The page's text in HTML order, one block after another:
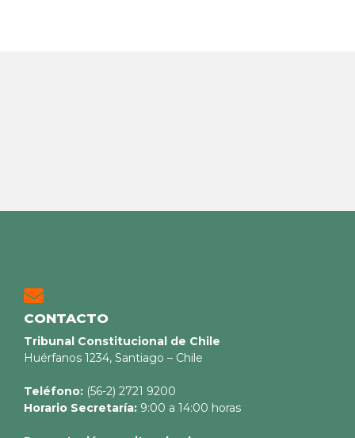
CONTACTO
Tribunal Constitucional de Chile
Huérfanos 1234, Santiago – Chile
Teléfono: (56-2) 2721 9200
Horario Secretaría: 9:00 a 14:00 horas